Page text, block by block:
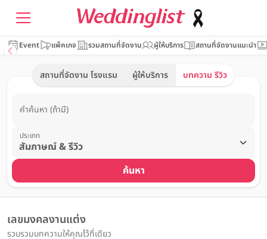
Event แพ็คเกจ รวมสถานที่จัดงาน ผู้ให้บริการ สถานที่จัดงานแนะนำ
สถานที่จัดงาน โรงแรม ผู้ให้บริการ บทความ รีวิว
คำค้นหา (ถ้ามี)
ประเภท
ค้นหา
เลขมงคลงานแต่ง
รวบรวมบทความให้คุณไว้ที่เดียว